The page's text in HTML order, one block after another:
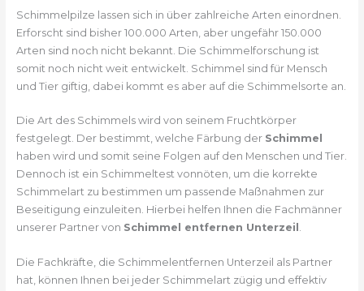
Schimmelpilze lassen sich in über zahlreiche Arten einordnen.
Erforscht sind bisher 100.000 Arten, aber ungefähr 150.000
Arten sind noch nicht bekannt. Die Schimmelforschung ist
somit noch nicht weit entwickelt. Schimmel sind für Mensch
und Tier giftig, dabei kommt es aber auf die Schimmelsorte an.
Die Art des Schimmels wird von seinem Fruchtkörper
festgelegt. Der bestimmt, welche Färbung der Schimmel
haben wird und somit seine Folgen auf den Menschen und Tier.
Dennoch ist ein Schimmeltest vonnöten, um die korrekte
Schimmelart zu bestimmen um passende Maßnahmen zur
Beseitigung einzuleiten. Hierbei helfen Ihnen die Fachmänner
unserer Partner von Schimmel entfernen Unterzeil .
Die Fachkräfte, die Schimmelentfernen Unterzeil als Partner
hat, können Ihnen bei jeder Schimmelart zügig und effektiv